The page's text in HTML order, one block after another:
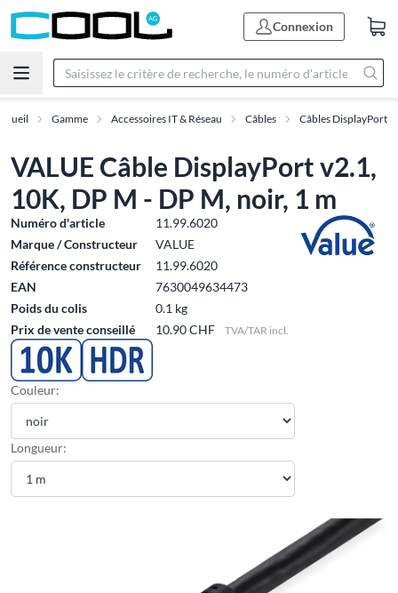
Connexion
Gamme Accessoires IT & Réseau Câbles Câbles DisplayPort
VALUE Câble DisplayPort v2.1,
10K, DP M - DP M, noir, 1 m
Numéro d'article
11.99.6020
Marque / Constructeur
VALUE
Référence constructeur
11.99.6020
EAN
7630049634473
Poids du colis
0.1 kg
Prix de vente conseillé
10.90 CHF TVA/TAR incl.
Couleur:
Longueur: